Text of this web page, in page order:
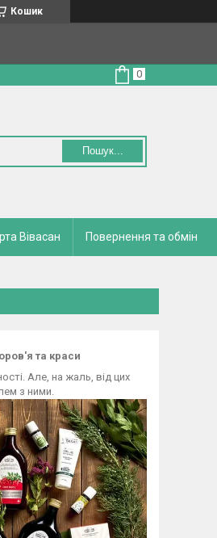
Кошик
Пошук...
Вівасан Повернення та обмін
та краси
Але, на жаль, від цих
з ними.